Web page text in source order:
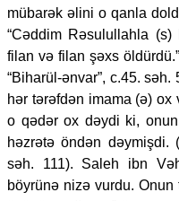
mübarək əlini o qanla
“Cəddim Rəsulullahla
filan və filan şəxs
“Biharül-ənvar”, c.45.
hər tərəfdən imama (ə) ox
o qədər ox dəydi ki,
həzrətə öndən
səh. 111). Saleh ibn
böyrünə nizə vurdu. Onun